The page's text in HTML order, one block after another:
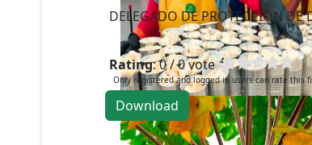
DELEGADO DE PROTECCIÓN DE
Rating: 0 / 0 vote
Only registered and logged in users can rate this